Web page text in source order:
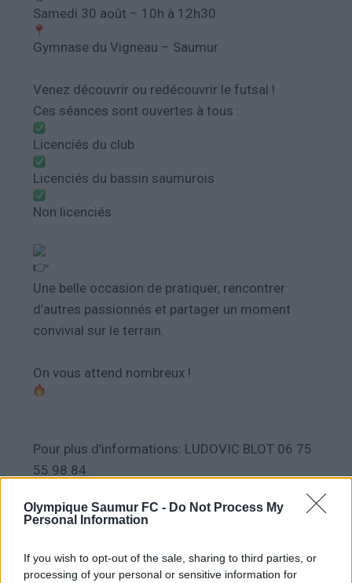
Olympique Saumur FC - Do Not Process My
Personal Information
If you wish to opt-out of the sale, sharing to third parties, or
processing of your personal or sensitive information for
Samedi 30 août – 10h à 12h30
Gymnase du Vigneau – Saumur
Venez découvrir ou redécouvrir le futsal !
Ces séances sont ouvertes à tous :
Licenciés du club
Licenciés du bassin saumurois
Non licenciés
Une belle occasion de pratiquer, rencontrer
d’autres passionnés et partager un moment
convivial sur le terrain.
On vous attend nombreux !
Pour plus d’informations: LUDOVIC BLOT 06 75
55 98 84
#PARCEQUESAUMUR